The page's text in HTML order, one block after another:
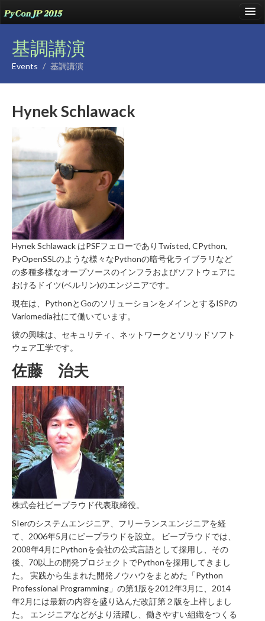
About
Talks
Sponsors
Participants
Venue
Blog
Reports
基調講演
Events / 基調講演
Hynek Schlawack
Hynek Schlawack はPSFフェローでありTwisted, CPython,
PyOpenSSLのような様々なPythonの暗号化ライブラリなど
の多種多様なオープソースのインフラおよびソフトウェアに
おけるドイツ(ベルリン)のエンジニアです。
現在は、PythonとGoのソリューションをメインとするISPの
Variomedia社にて働いています。
彼の興味は、セキュリティ、ネットワークとソリッドソフト
ウェア工学です。
佐藤 治夫
株式会社ビープラウド代表取締役。
SIerのシステムエンジニア、フリーランスエンジニアを経
て、2006年5月にビープラウドを設立。 ビープラウドでは、
2008年4月にPythonを会社の公式言語として採用し、その
後、70以上の開発プロジェクトでPythonを採用してきまし
た。 実践から生まれた開発ノウハウをまとめた「Python
Professional Programming」の第1版を2012年3月に、2014
年2月には最新の内容を盛り込んだ改訂第２版を上梓しまし
た。 エンジニアなどがより活躍し、働きやすい組織をつくる